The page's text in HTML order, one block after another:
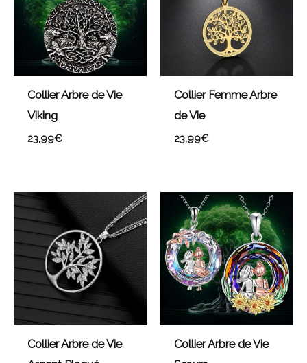
Collier Arbre de Vie
Viking
23,99€
Collier Femme Arbre
de Vie
23,99€
Collier Arbre de Vie
Collier Arbre de Vie